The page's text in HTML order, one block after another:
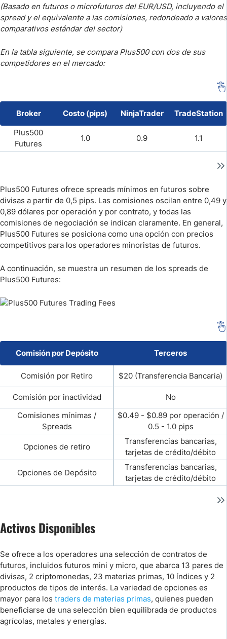
(Basado en futuros o microfuturos del EUR/USD, incluyendo el
spread y el equivalente a las comisiones, redondeado a valores
comparativos estándar del sector)
En la tabla siguiente, se compara Plus500 con dos de sus
competidores en el mercado:
Broker Costo (pips) NinjaTrader
TradeStation
Plus500
Futures
1.0 0.9 1.1
Plus500 Futures ofrece spreads mínimos en futuros sobre
divisas a partir de 0,5 pips. Las comisiones oscilan entre 0,49 y
0,89 dólares por operación y por contrato, y todas las
comisiones de negociación se indican claramente. En general,
Plus500 Futures se posiciona como una opción con precios
competitivos para los operadores minoristas de futuros.
A continuación, se muestra un resumen de los spreads de
Plus500 Futures:
Comisión por Depósito Terceros
Comisión por Retiro $20 (Transferencia Bancaria)
Comisión por inactividad
No
Comisiones mínimas /
Spreads
$0.49 - $0.89 por operación /
0.5 - 1.0 pips
Opciones de retiro
Transferencias bancarias,
tarjetas de crédito/débito
Opciones de Depósito
Transferencias bancarias,
tarjetas de crédito/débito
Activos Disponibles
Se ofrece a los operadores una selección de contratos de
futuros, incluidos futuros mini y micro, que abarca 13 pares de
divisas, 2 criptomonedas, 23 materias primas, 10 índices y 2
productos de tipos de interés. La variedad de opciones es
mayor para los traders de materias primas, quienes pueden
beneficiarse de una selección bien equilibrada de productos
agrícolas, metales y energías.